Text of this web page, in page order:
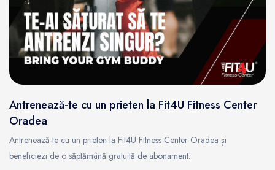
Antrenează-te cu un prieten la Fit4U Fitness Center
Oradea
Antrenează-te cu un prieten la Fit4U Fitness Center Oradea și
beneficiezi de o săptămână gratuită de abonament.